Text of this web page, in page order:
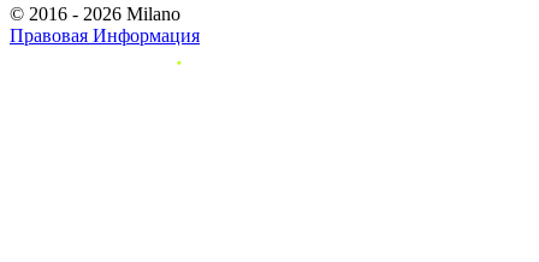
© 2016 - 2026 Milano
Правовая Информация